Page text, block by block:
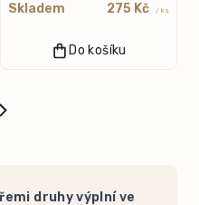
Skladem 275 Kč / ks
Do košíku
druhy výplní ve